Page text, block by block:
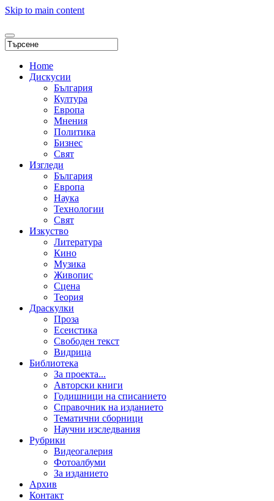
Skip to main content
Home
Дискусии
България
Култура
Европа
Мнения
Политика
Бизнес
Свят
Изгледи
България
Европа
Наука
Технологии
Свят
Изкуство
Литература
Кино
Музика
Живопис
Сцена
Теория
Драскулки
Проза
Есеистика
Свободен текст
Видрица
Библиотека
За проекта...
Авторски книги
Годишници на списанието
Справочник на изданието
Тематични сборници
Научни изследвания
Рубрики
Видеогалерия
Фотоалбуми
За изданието
Архив
Контакт